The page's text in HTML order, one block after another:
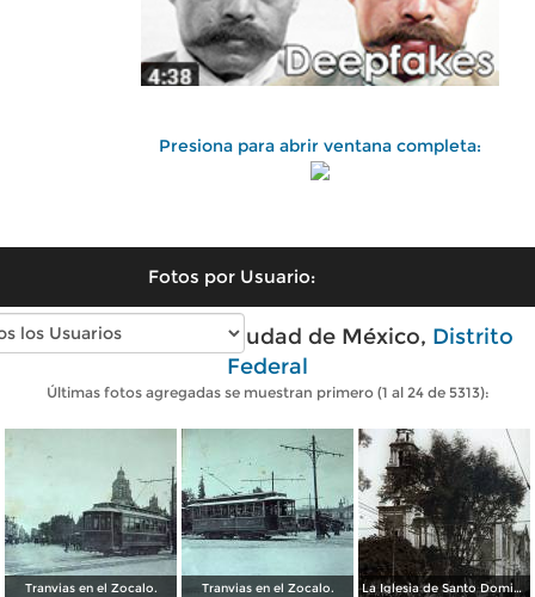
Presiona para abrir ventana completa:
Fotos por Usuario:
Fotos antiguas de Ciudad de México, Distrito
Federal
Últimas fotos agregadas se muestran primero (1 al 24 de 5313):
Tranvias en el Zocalo. Tranvias en el Zocalo. La Iglesia de Santo Domingo.